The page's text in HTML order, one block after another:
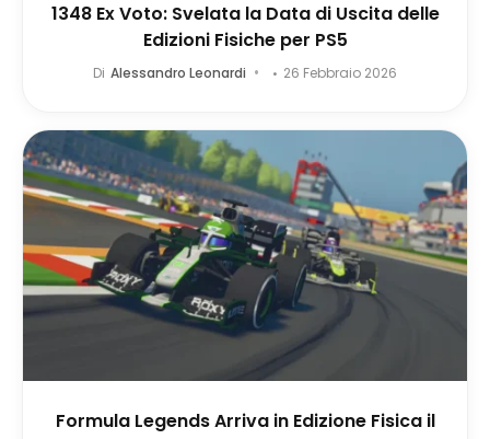
1348 Ex Voto: Svelata la Data di Uscita delle
Edizioni Fisiche per PS5
Di Alessandro Leonardi 26 Febbraio 2026
Formula Legends Arriva in Edizione Fisica il